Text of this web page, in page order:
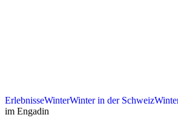
ErlebnisseWinterWinter in der Schweiz
im Engadin